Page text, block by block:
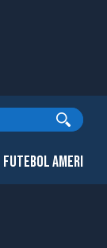
FUTEBOL